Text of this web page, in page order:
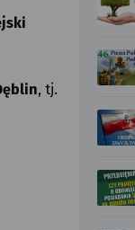
, tj.